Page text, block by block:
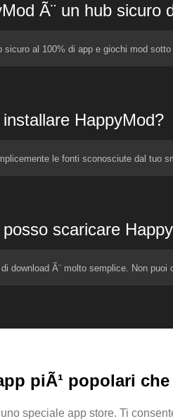
Ã¨ un hub sicuro
sicuro al 100% di app e giochi mod
HappyMod?
le fonti sconosciute dal tuo
scaricare
di download Ã¨ molto semplice. Non
piÃ¹ popolari
speciale app store. Ti